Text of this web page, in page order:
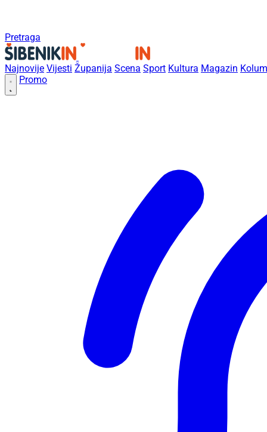
Pretraga
Najnovije Vijesti Županija Scena Sport Kultura Magazin
Promo